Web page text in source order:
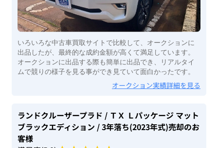
いろいろな中古車買取サイトで比較して、オークションに
出品したが、最終的な成約金額が高くて満足しています。
オークションに出品する際も簡単に出品でき、リアルタイ
ムで競りの様子を見る事ができ見ていて面白かったです。
オークション実績詳細を見る
ランドクルーザープラド / ＴＸ Ｌパッケージ マット
ブラックエディション / 3年落ち(2023年式)売却のお
客様